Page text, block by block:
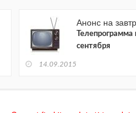
Анонс на
сентября
14.09.2015